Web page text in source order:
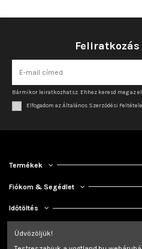
Bármikor leiratkozhatsz. Ehhez keresd meg az
Elfogadom az Általános Szerződési
Termékek
Fiókom & Segédlet
Időtöltés
Kapcsolat
Üdvözöljük!